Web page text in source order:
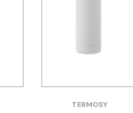
TERMOSY